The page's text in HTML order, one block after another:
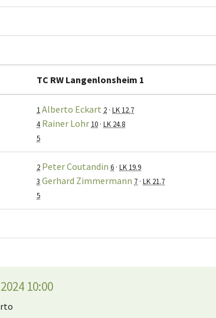
TC RW Langenlonsheim 1
1 Alberto Eckart 2 · LK 12.7
4 Rainer Lohr 10 · LK 24.8
5
2 Peter Coutandin 6 · LK 19.9
3 Gerhard Zimmermann 7 · LK 21.7
5
10:00